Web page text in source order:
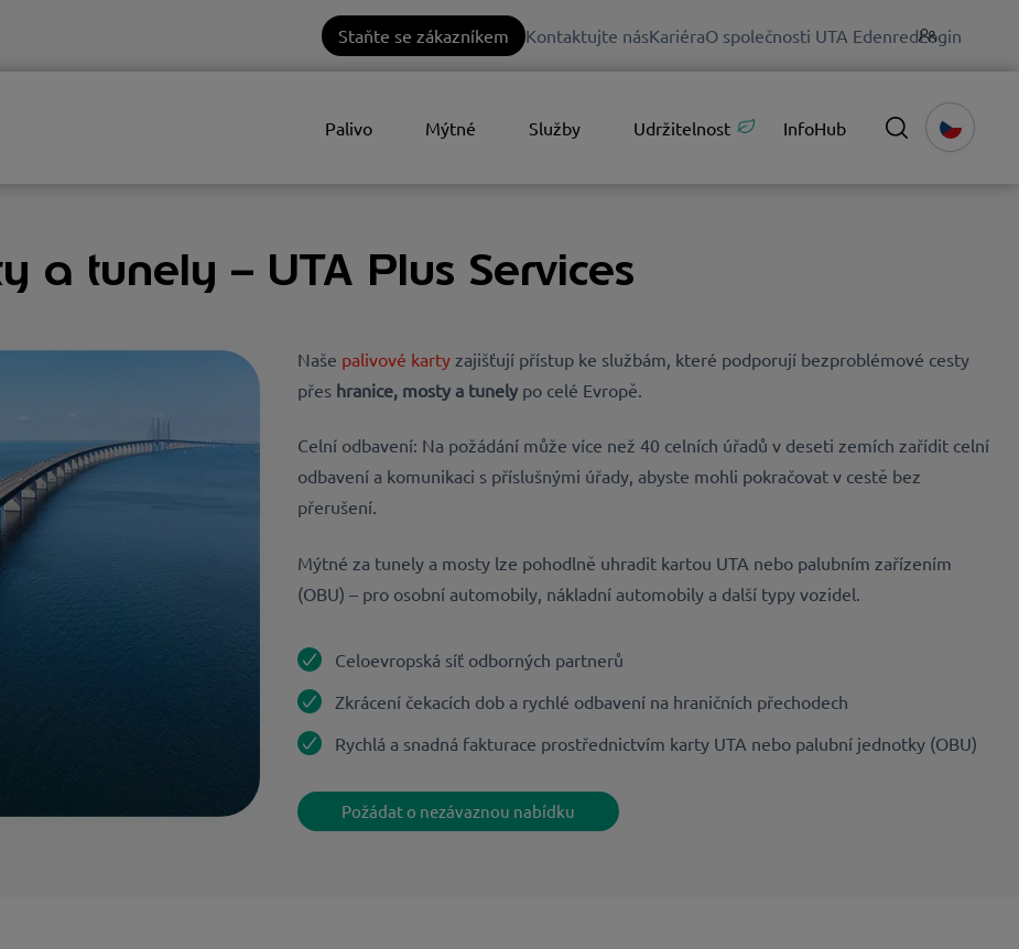
Staňte se zákazníkem Kontaktujte násKariéraO společnosti UTA EdenredLogin
Palivo Mýtné Služby Udržitelnost InfoHub
a tunely – UTA Plus Services
Naše palivové karty zajišťují přístup ke službám, které podporují bezproblémové cesty
přes hranice, mosty a tunely po celé Evropě.
Celní odbavení: Na požádání může více než 40 celních úřadů v deseti zemích zařídit celní
odbavení a komunikaci s příslušnými úřady, abyste mohli pokračovat v cestě bez
přerušení.
Mýtné za tunely a mosty lze pohodlně uhradit kartou UTA nebo palubním zařízením
(OBU) – pro osobní automobily, nákladní automobily a další typy vozidel.
Celoevropská síť odborných partnerů
Zkrácení čekacích dob a rychlé odbavení na hraničních přechodech
Rychlá a snadná fakturace prostřednictvím karty UTA nebo palubní jednotky (OBU)
Požádat o nezávaznou nabídku